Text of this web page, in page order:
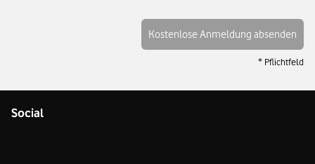
Kostenlose Anmeldung absenden
* Pflichtfeld
Social